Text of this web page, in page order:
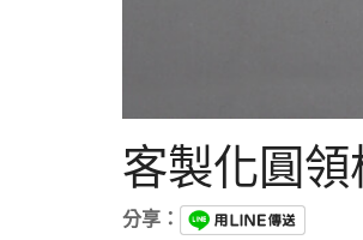
客製化圓領
分享：